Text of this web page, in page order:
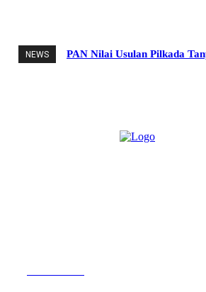
NEWS PAN Nilai Usulan Pilkada